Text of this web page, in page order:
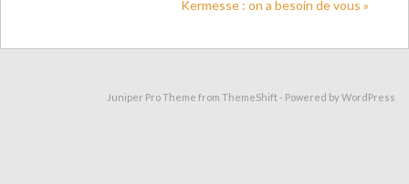
Kermesse : on a besoin de vous »
Juniper Pro Theme from ThemeShift- Powered byWordPress